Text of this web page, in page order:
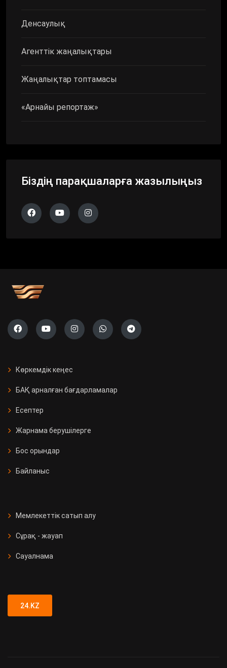
Денсаулық
Агенттік жаңалықтары
Жаңалықтар топтамасы
«Арнайы репортаж»
Біздің парақшаларға жазылыңыз
Көркемдік кеңес
БАҚ арналған бағдарламалар
Есептер
Жарнама берушілерге
Бос орындар
Байланыс
Мемлекеттік сатып алу
Сұрақ - жауап
Сауалнама
24.KZ